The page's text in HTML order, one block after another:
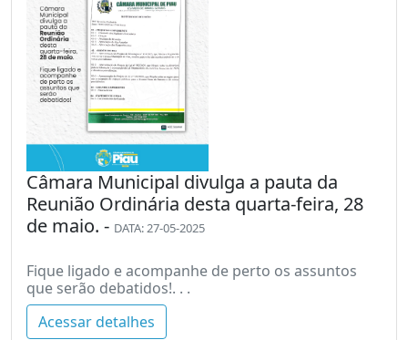
Câmara Municipal divulga a pauta da
Reunião Ordinária desta quarta-feira, 28
de maio. - DATA: 27-05-2025
Fique ligado e acompanhe de perto os assuntos
que serão debatidos!. . .
Acessar detalhes